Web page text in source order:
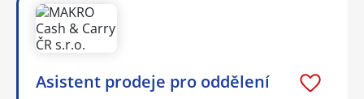
Asistent prodeje pro oddělení